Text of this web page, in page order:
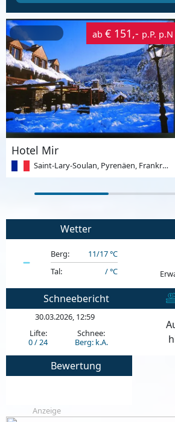
ab € 151,- p.P. p.N
Hotel Mir
Saint-Lary-Soulan, Pyrenäen, Frankreich
Wetter
Berg:
11/17 °C
Tal:
/ °C
Schneebericht
30.03.2026, 12:59
Lifte:
0 / 24
Schnee:
Berg: k.A.
Bewertung
Anzeige